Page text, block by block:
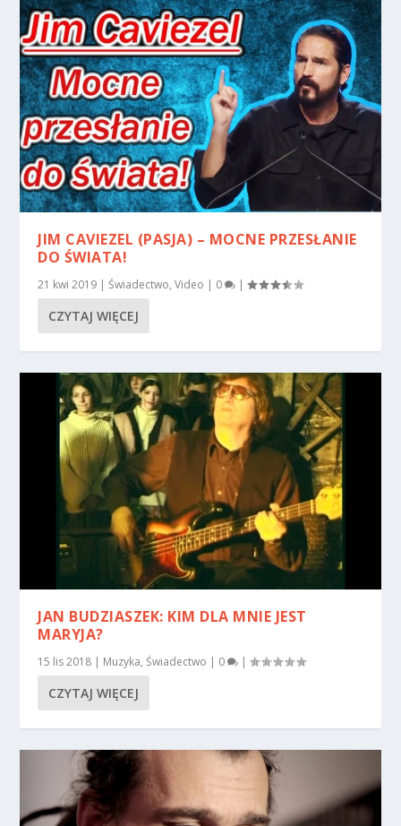
JIM CAVIEZEL (PASJA) – MOCNE PRZESŁANIE
DO ŚWIATA!
21 kwi 2019 |Świadectwo,Video | 0 |
CZYTAJ WIĘCEJ
JAN BUDZIASZEK: KIM DLA MNIE JEST
MARYJA?
15 lis 2018 | Muzyka,Świadectwo | 0 |
CZYTAJ WIĘCEJ